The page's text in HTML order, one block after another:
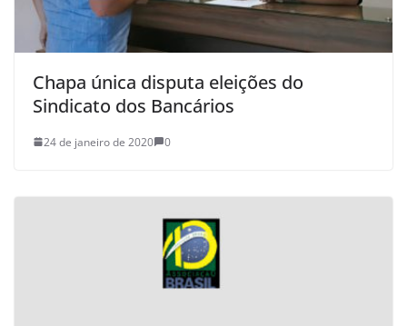
Chapa única disputa eleições do
Sindicato dos Bancários
24 de janeiro de 2020 0